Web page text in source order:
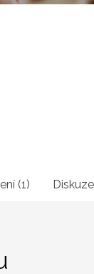
(1) Diskuze